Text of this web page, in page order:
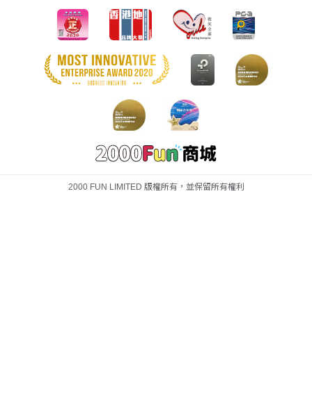
2000 FUN LIMITED 版權所有，並保留所有權利